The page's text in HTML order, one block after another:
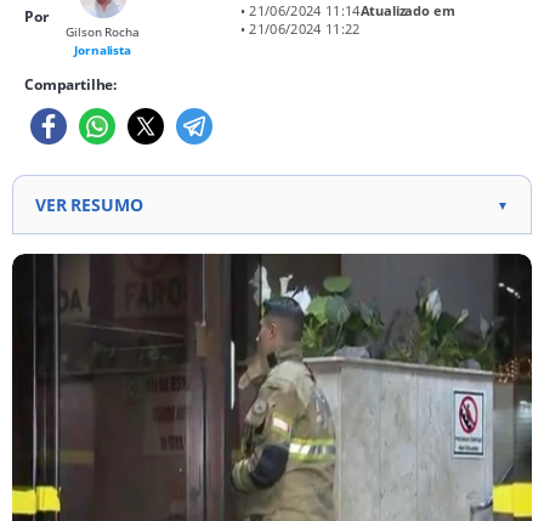
Por
Gilson Rocha
Jornalista
• 21/06/2024 11:14Atualizado em
• 21/06/2024 11:22
Compartilhe:
VER RESUMO ▼
Elevador com 22 pessoas desabou 1,5 metro devido
a excesso de peso (17 passageiros permitidos) 9
pessoas socorridas com dores na coluna e lesões
leves pelo Corpo de Bombeiros e SAMU Erro no
maquinário fez elevador ceder novamente,
"quicando" duas vezes no fosso (1,5 metro de